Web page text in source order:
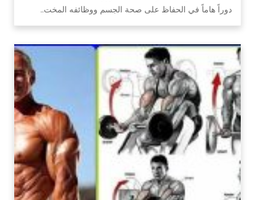
دوراً هاماً في الحفاظ على صحة الجسم ووظائفه المخت…